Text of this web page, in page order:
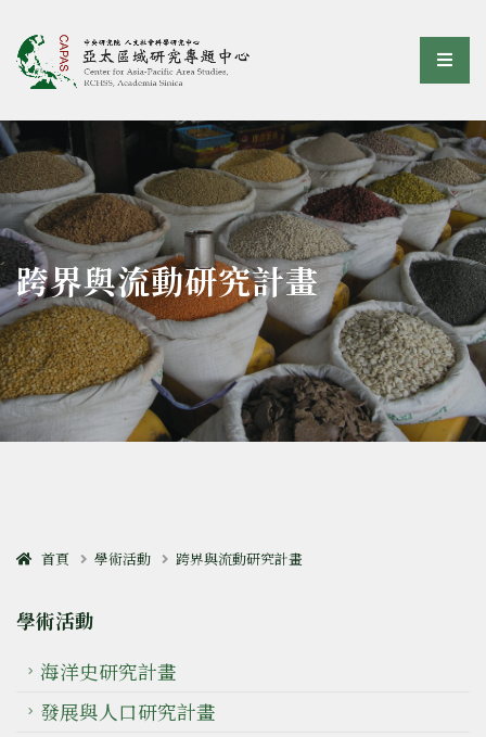
亞太區域研究專題中心選
:::
跨界與流動研究計畫
首頁 學術活動 跨界與流動研究計畫
學術活動
海洋史研究計畫
發展與人口研究計畫